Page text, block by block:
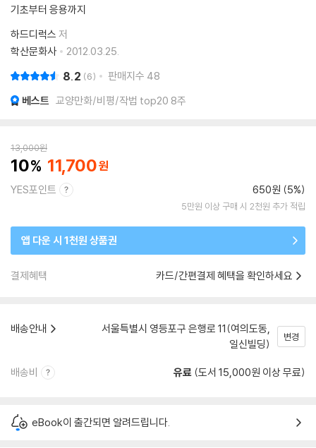
기초부터 응용까지
하드디럭스 저
학산문화사
2012.03.25.
8.2 6 판매지수 48
베스트 교양만화/비평/작법 top20 8주
13,000원
10 11,700
YES포인트 650원 (5%)
5만원 이상 구매 시 2천원 추가 적립
앱 다운 시 1천원 상품권
결제혜택 카드/간편결제 혜택을 확인하세요
배송안내
서울특별시 영등포구 은행로 11(여의도동,
일신빌딩)
변경
배송비 유료 (도서 15,000원 이상 무료)
eBook이 출간되면 알려드립니다.